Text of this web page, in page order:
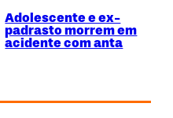
Adolescente e ex-
padrasto morrem em
acidente com anta